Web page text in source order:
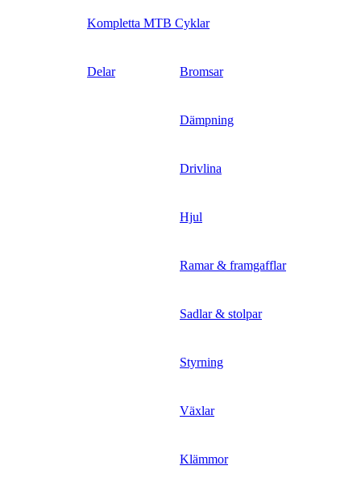
Kompletta MTB Cyklar
Delar Bromsar
Dämpning
Drivlina
Hjul
Ramar & framgafflar
Sadlar & stolpar
Styrning
Växlar
Klämmor